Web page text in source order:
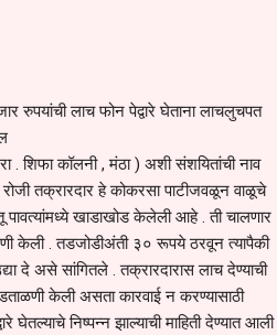
रुपयांची लाच फोन पेद्वारे घेताना लाचलुचपत
कॉलनी , मंठा ) अशी संशयितांची नाव
तक्रारदार हे कोकरसा पाटीजवळून वाळूचे
खाडाखोड केलेली आहे . ती चालणार
केली . तडजोडीअंती ३० रूपये ठरवून त्यापैकी
दे असे सांगितले . तक्रारदारास लाच देण्याची
केली असता कारवाई न करण्यासाठी
निष्पन्न झाल्याची माहिती देण्यात आली